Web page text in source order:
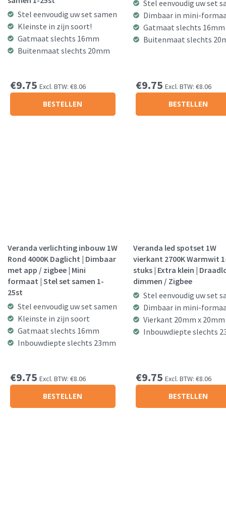
Stel eenvoudig uw set samen
Kleinste in zijn soort!
Gatmaat slechts 16mm
Buitenmaat slechts 20mm
€9.75 Excl. BTW: €8.06
BESTELLEN
Stel eenvoudig uw set
Dimbaar in mini-
Gatmaat slechts 16mm
Buitenmaat slechts
€9.75 Excl. BTW: €8.06
BESTELLEN
Veranda verlichting inbouw 1W
Rond 4000K Daglicht | Dimbaar
met app / zigbee | Mini
formaat | Stel set samen 1-
25st
Stel eenvoudig uw set samen
Kleinste in zijn soort
Gatmaat slechts 16mm
Inbouwdiepte slechts 23mm
€9.75 Excl. BTW: €8.06
BESTELLEN
Veranda led spotset 1W
vierkant 2700K Warmwit
stuks | Extra klein |
dimmen / Zigbee
Stel eenvoudig uw set
Dimbaar in mini-
Vierkant 20mm x 20mm
Inbouwdiepte slechts
€9.75 Excl. BTW: €8.06
BESTELLEN